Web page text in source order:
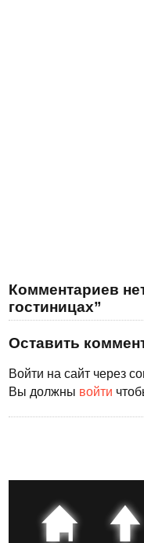
Комментариев
гостиницах”
Оставить
Войти на сайт через
Вы должны войти